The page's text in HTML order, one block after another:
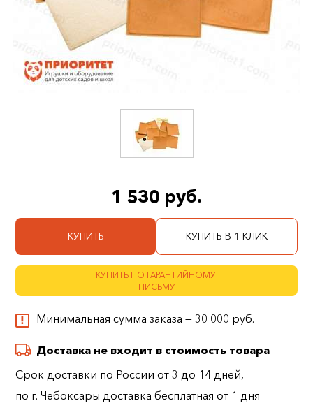
1 530 руб.
КУПИТЬ КУПИТЬ В 1 КЛИК
КУПИТЬ ПО ГАРАНТИЙНОМУ
ПИСЬМУ
Минимальная сумма заказа — 30 000 руб.
Доставка не входит в стоимость товара
Срок доставки по России от 3 до 14 дней,
по г. Чебоксары доставка бесплатная от 1 дня